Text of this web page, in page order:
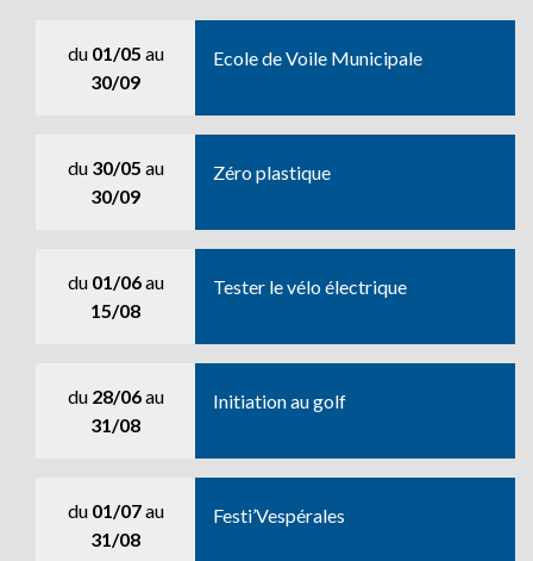
du 01/05 au
30/09
Ecole de Voile Municipale
du 30/05 au
30/09
Zéro plastique
du 01/06au
15/08
Tester le vélo électrique
du 28/06au
31/08
Initiation au golf
du 01/07au
31/08
Festi’Vespérales